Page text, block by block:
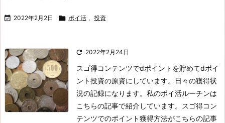
 2022年2月2日  ポイ活 , 投資
 2022年2月24日
スゴ得コンテンツでdポイントを貯めてdポイ
ント投資の原資にしています。日々の獲得状
況の記録になります。私のポイ活ルーチンは
こちらの記事で紹介しています。スゴ得コン
テンツでのポイント獲得方法がこちらの記事